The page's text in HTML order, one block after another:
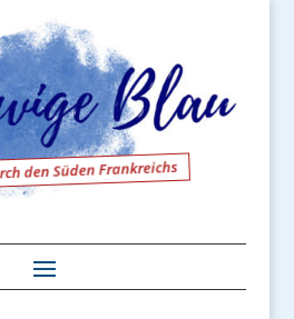
den Süden Frankreichs